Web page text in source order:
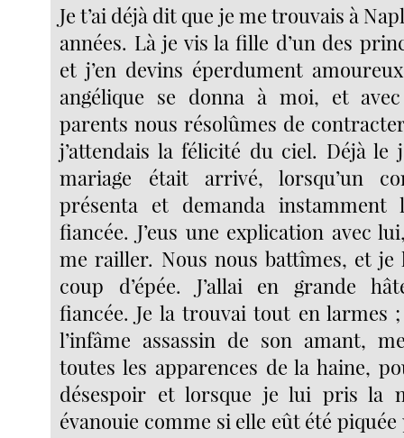
Je t’ai déjà dit que je me trouvais à
années. Là je vis la fille d’un des
et j’en devins éperdument
angélique se donna à moi, et avec
parents nous résolûmes de
j’attendais la félicité du ciel. Déjà
mariage était arrivé, lorsqu’un
présenta et demanda
fiancée. J’eus une explication avec
me railler. Nous nous battîmes, et je
coup d’épée. J’allai en grande
fiancée. Je la trouvai tout en larmes
l’infâme assassin de son amant,
toutes les apparences de la haine,
désespoir et lorsque je lui pris la
évanouie comme si elle eût été